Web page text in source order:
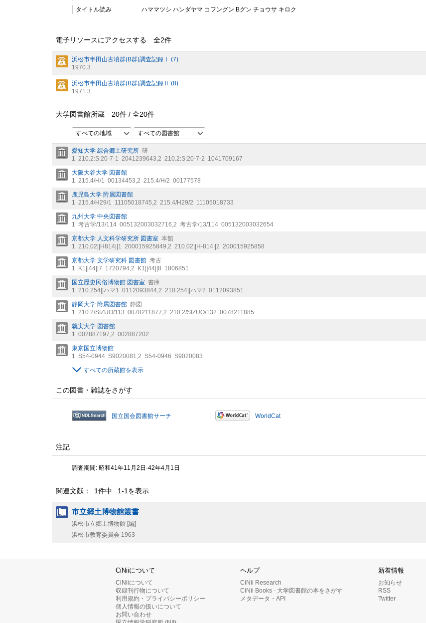
タイトル読み
ハママツシ ハンダヤマ コフングン Bグン チョウサ キロク
電子リソースにアクセスする 全2件
浜松市半田山古墳群(B群)調査記録Ⅰ (7)
1970.3
浜松市半田山古墳群(B群)調査記録Ⅱ (8)
1971.3
大学図書館所蔵 20件 / 全20件
すべての地域 すべての図書館
愛知大学 綜合郷土研究所 研
1 210.2:S:20-7-1 2041239643,2 210.2:S:20-7-2 1041709167
大阪大谷大学 図書館
1 215.4/H/1 00134453,2 215.4/H/2 00177578
鹿児島大学 附属図書館
1 215.4/H29/1 11105018745,2 215.4/H29/2 11105018733
九州大学 中央図書館
1 考古学/13/114 005132003032716,2 考古学/13/114 005132003032654
京都大学 人文科学研究所 図書室 本館
1 210.02||H814||1 200015925849,2 210.02||H-814||2 200015925858
京都大学 文学研究科 図書館 考古
1
K1||44||7 1720794,2 K1||44||8 1806851
国立歴史民俗博物館 図書室 書庫
1 210.254||ハマ1 0112093844,2 210.254||ハマ2 0112093851
静岡大学 附属図書館 静図
1 210.2/SIZUO/113 0078211877,2 210.2/SIZUO/132 0078211885
就実大学 図書館
1 002887197,2 002887202
東京国立博物館
1 S54-0944 S9020081,2 S54-0946 S9020083
すべての所蔵館を表示
この図書・雑誌をさがす
国立国会図書館サーチ WorldCat
注記
調査期間: 昭和41年11月2日-42年4月1日
関連文献： 1件中 1-1を表示
市立郷土博物館叢書
浜松市立郷土博物館 [編]
浜松市教育委員会 1963-
CiNiiについて
CiNiiについて
収録刊行物について
利用規約・プライバシーポリシー
個人情報の扱いについて
お問い合わせ
ヘルプ
CiNii Research
CiNii Books - 大学図書館の本をさがす
メタデータ・API
新着情報
お知らせ
RSS
Twitter